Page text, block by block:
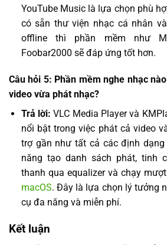
YouTube Music là lựa chọn phù
có sẵn thư viện nhạc cá nhân
offline thì phần mềm như
Foobar2000 sẽ đáp ứng tốt hơn.
Câu hỏi 5: Phần mềm nghe nhạc
video vừa phát nhạc?
Trả lời: VLC Media Player và
nổi bật trong việc phát cả video
trợ gần như tất cả các định
năng tạo danh sách phát, tinh
thanh qua equalizer và chạy
macOS. Đây là lựa chọn lý tưởng
cụ đa năng và miễn phí.
Kết luận